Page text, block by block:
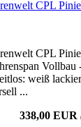
CPL
CPL
Vollbau
weiß
...
338,00 EUR